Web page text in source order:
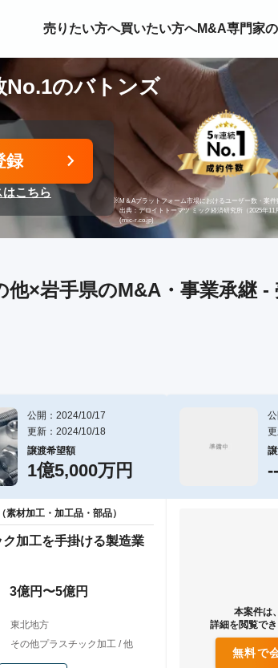
売りたい方へ買いたい方へM&A専門家
No.1のバトンズ
録
こちら
※M＆Aプラットフォーム市場におけるユーザー数・案
出典：デロイトトーマツ ミック経済研究所（2025年
(mic-r.co.jp)
他×岩手県のM&A・事業承継 -
公開：2024/10/17
更新：2024/10/18
譲渡希望額
1億5,000万円
素材加工・加工品・部品）
加工を手掛ける製造業
3億円〜5億円
東北地方
その他プラスチック加工 / 他
本案件は
詳細を閲覧でき
無料で